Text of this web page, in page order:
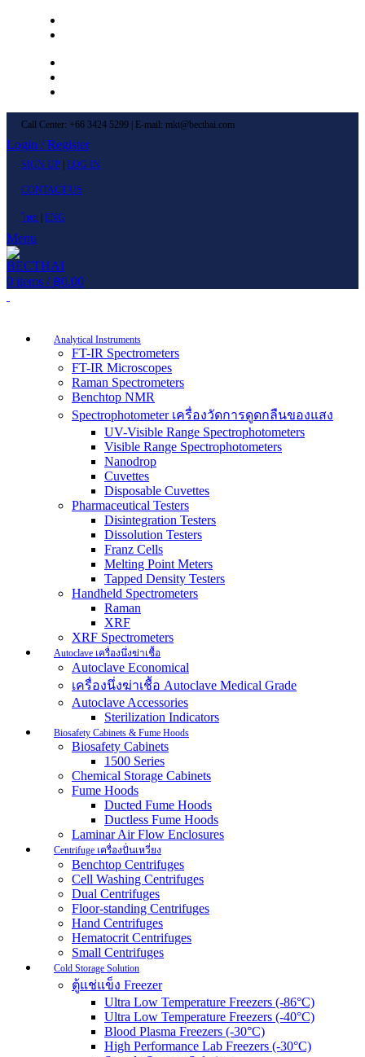
Call Center: +66 3424 5299 | E-mail: mkt@becthai.com
Login / Register
SIGN UP LOG IN
CONTACT US
ไทย ENG
Menu
0 items / ฿0.00
Analytical Instruments
FT-IR Spectrometers
FT-IR Microscopes
Raman Spectrometers
Benchtop NMR
Spectrophotometer เครื่องวัดการดูดกลืนของแสง
UV-Visible Range Spectrophotometers
Visible Range Spectrophotometers
Nanodrop
Cuvettes
Disposable Cuvettes
Pharmaceutical Testers
Disintegration Testers
Dissolution Testers
Franz Cells
Melting Point Meters
Tapped Density Testers
Handheld Spectrometers
Raman
XRF
XRF Spectrometers
Autoclave เครื่องนึ่งฆ่าเชื้อ
Autoclave Economical
เครื่องนึ่งฆ่าเชื้อ Autoclave Medical Grade
Autoclave Accessories
Sterilization Indicators
Biosafety Cabinets & Fume Hoods
Biosafety Cabinets
1500 Series
Chemical Storage Cabinets
Fume Hoods
Ducted Fume Hoods
Ductless Fume Hoods
Laminar Air Flow Enclosures
Centrifuge เครื่องปั่นเหวี่ยง
Benchtop Centrifuges
Cell Washing Centrifuges
Dual Centrifuges
Floor-standing Centrifuges
Hand Centrifuges
Hematocrit Centrifuges
Small Centrifuges
Cold Storage Solution
ตู้แช่แข็ง Freezer
Ultra Low Temperature Freezers (-86°C)
Ultra Low Temperature Freezers (-40°C)
Blood Plasma Freezers (-30°C)
High Performance Lab Freezers (-30°C)